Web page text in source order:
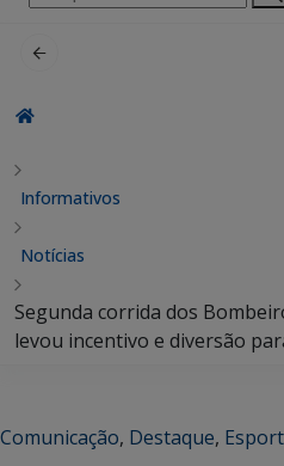
por:
Informativos
Notícias
Segunda corrida dos
levou incentivo e diversão
Comunicação, Destaque,